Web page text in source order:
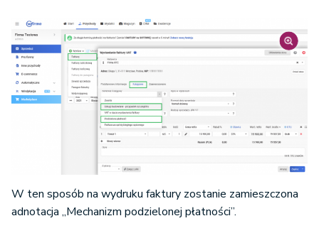
W ten sposób na wydruku faktury zostanie zamieszczona
adnotacja „Mechanizm podzielonej płatności”.